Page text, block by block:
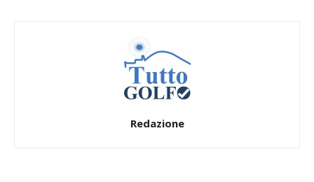
Redazione